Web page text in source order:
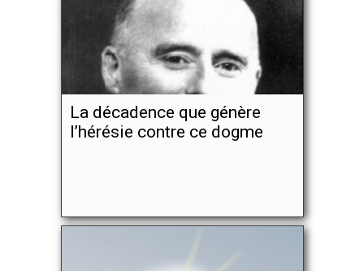
La décadence que génère
l’hérésie contre ce dogme